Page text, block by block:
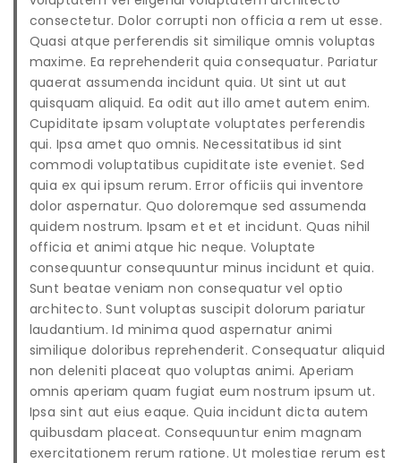
consectetur. Dolor corrupti non officia a rem ut esse.
Quasi atque perferendis sit similique omnis voluptas
maxime. Ea reprehenderit quia consequatur. Pariatur
quaerat assumenda incidunt quia. Ut sint ut aut
quisquam aliquid. Ea odit aut illo amet autem enim.
Cupiditate ipsam voluptate voluptates perferendis
qui. Ipsa amet quo omnis. Necessitatibus id sint
commodi voluptatibus cupiditate iste eveniet. Sed
quia ex qui ipsum rerum. Error officiis qui inventore
dolor aspernatur. Quo doloremque sed assumenda
quidem nostrum. Ipsam et et et incidunt. Quas nihil
officia et animi atque hic neque. Voluptate
consequuntur consequuntur minus incidunt et quia.
Sunt beatae veniam non consequatur vel optio
architecto. Sunt voluptas suscipit dolorum pariatur
laudantium. Id minima quod aspernatur animi
similique doloribus reprehenderit. Consequatur aliquid
non deleniti placeat quo voluptas animi. Aperiam
omnis aperiam quam fugiat eum nostrum ipsum ut.
Ipsa sint aut eius eaque. Quia incidunt dicta autem
quibusdam placeat. Consequuntur enim magnam
exercitationem rerum ratione. Ut molestiae rerum est